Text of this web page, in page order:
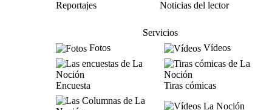
Reportajes
Noticias del lector
Servicios
Fotos
Vídeos
Encuesta Tiras cómicas